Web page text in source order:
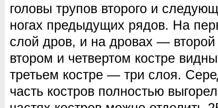
головы трупов второго и
ногах предыдущих рядов. На
слой дров, и на дровах —
втором и четвертом костре
третьем костре — три слоя.
часть костров полностью